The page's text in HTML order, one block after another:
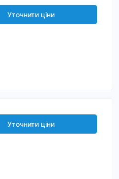
Уточнити ціни
Уточнити ціни